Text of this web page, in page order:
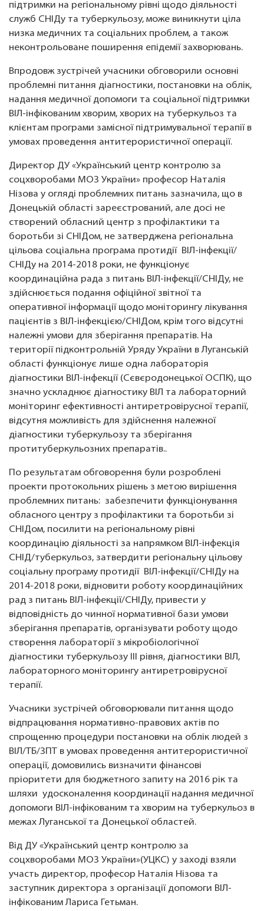
підтримки на регіональному рівні щодо діяльності
служб СНІДу та туберкульозу, може виникнути ціла
низка медичних та соціальних проблем, а також
неконтрольоване поширення епідемії захворювань.
Впродовж зустрічей учасники обговорили основні
проблемні питання діагностики, постановки на облік,
надання медичної допомоги та соціальної підтримки
ВІЛ-інфікованим хворим, хворих на туберкульоз та
клієнтам програми замісної підтримувальної терапії в
умовах проведення антитерористичної операції.
Директор ДУ «Український центр контролю за
соцхворобами МОЗ України» професор Наталія
Нізова у огляді проблемних питань зазначила, що в
Донецькій області зареєстрований, але досі не
створений обласний центр з профілактики та
боротьби зі СНІДом, не затверджена регіональна
цільова соціальна програма протидії ВІЛ-інфекції/
СНІДу на 2014-2018 роки, не функціонує
координаційна рада з питань ВІЛ-інфекції/СНІДу, не
здійснюється подання офіційної звітної та
оперативної інформації щодо моніторингу лікування
пацієнтів з ВІЛ-інфекцією/СНІДом, крім того відсутні
належні умови для зберігання препаратів. На
території підконтрольній Уряду України в Луганській
області функціонує лише одна лабораторія
діагностики ВІЛ-інфекції (Сєвєродонецької ОСПК), що
значно ускладнює діагностику ВІЛ та лабораторний
моніторинг ефективності антиретровірусної терапії,
відсутня можливість для здійснення належної
діагностики туберкульозу та зберігання
протитуберкульозних препаратів..
По результатам обговорення були розроблені
проекти протокольних рішень з метою вирішення
проблемних питань: забезпечити функціонування
обласного центру з профілактики та боротьби зі
СНІДом, посилити на регіональному рівні
координацію діяльності за напрямком ВІЛ-інфекція
СНІД/туберкульоз, затвердити регіональну цільову
соціальну програму протидії ВІЛ-інфекції/СНІДу на
2014-2018 роки, відновити роботу координаційних
рад з питань ВІЛ-інфекції/СНІДу, привести у
відповідність до чинної нормативної бази умови
зберігання препаратів, організувати роботу щодо
створення лабораторії з мікробіологічної
діагностики туберкульозу III рівня, діагностики ВІЛ,
лабораторного моніторингу антиретровірусної
терапії.
Учасники зустрічей обговорювали питання щодо
відпрацювання нормативно-правових актів по
спрощенню процедури постановки на облік людей з
ВІЛ/ТБ/ЗПТ в умовах проведення антитерористичної
операції, домовились визначити фінансові
пріоритети для бюджетного запиту на 2016 рік та
шляхи удосконалення координації надання медичної
допомоги ВІЛ-інфікованим та хворим на туберкульоз в
межах Луганської та Донецької областей.
Від ДУ «Український центр контролю за
соцхворобами МОЗ України»(УЦКС) у заході взяли
участь директор, професор Наталія Нізова та
заступник директора з організації допомоги ВІЛ-
інфікованим Лариса Гетьман.